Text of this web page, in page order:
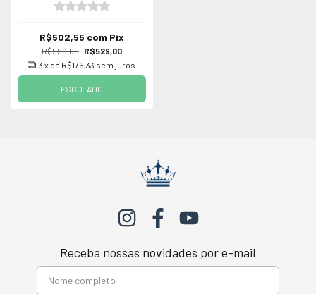
R$599,00 R$529,00
R$502,55 com Pix
3 x de R$176,33 sem juros
ESGOTADO
Receba nossas novidades por e-mail